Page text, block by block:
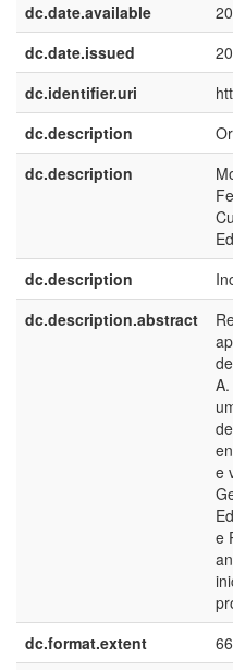
dc.date.available
dc.date.issued
dc.identifier.uri
dc.description
dc.description
dc.description
dc.description.abstract
e
e
dc.format.extent